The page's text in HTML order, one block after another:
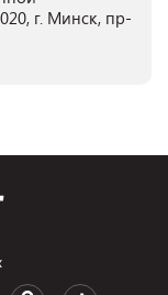
г. Минск, пр-